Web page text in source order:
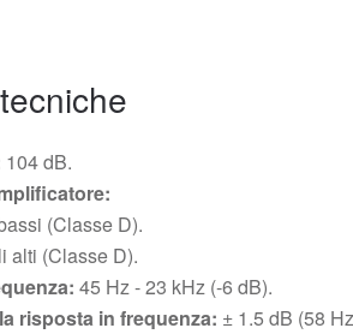
104 dB.
(Classe D).
alti (Classe D).
45 Hz - 23 kHz (-6 dB).
risposta in frequenza: ± 1.5 dB (58 Hz